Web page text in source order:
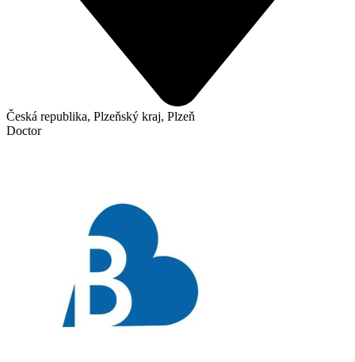
Česká republika, Plzeňský kraj, Plzeň
Doctor